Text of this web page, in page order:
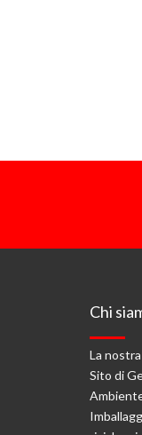
Chi
La
Sito di